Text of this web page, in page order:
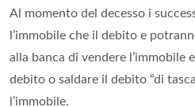
Al momento del decesso i
l’immobile che il debito e
alla banca di vendere l’immobile
debito o saldare il debito “di
l’immobile.